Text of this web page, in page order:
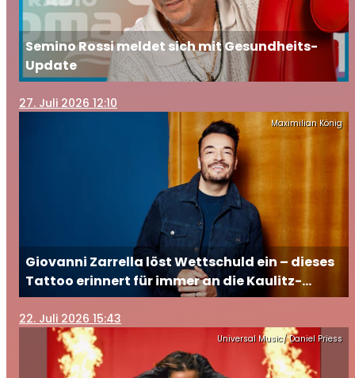
Semino Rossi meldet sich mit Gesundheits-
Update
27. Juli 2026 12:10
Maximilian König
Giovanni Zarrella löst Wettschuld ein – dieses
Tattoo erinnert für immer an die Kaulitz-
Brüder
22. Juli 2026 15:43
Universal Music/ Daniel Priess